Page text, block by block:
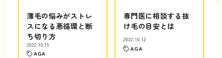
薄毛の悩みがストレ
スになる悪循環と断
ち切り方
2022.10.19
AGA
専門医に相談する抜
け毛の目安とは
2022.10.12
AGA